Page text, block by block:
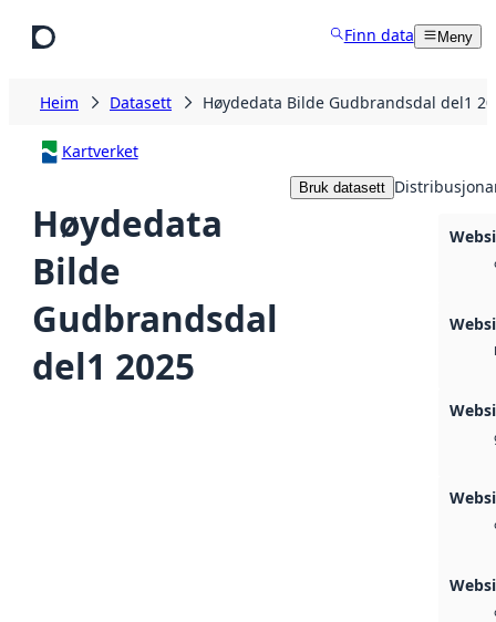
Finn data Meny
Heim Datasett Høydedata Bilde Gudbrandsdal del1
Kartverket
Høydedata
Bilde
Gudbrandsdal
del1 2025
Bruk datasett